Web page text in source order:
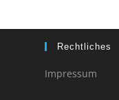
Rechtliches
Impressum